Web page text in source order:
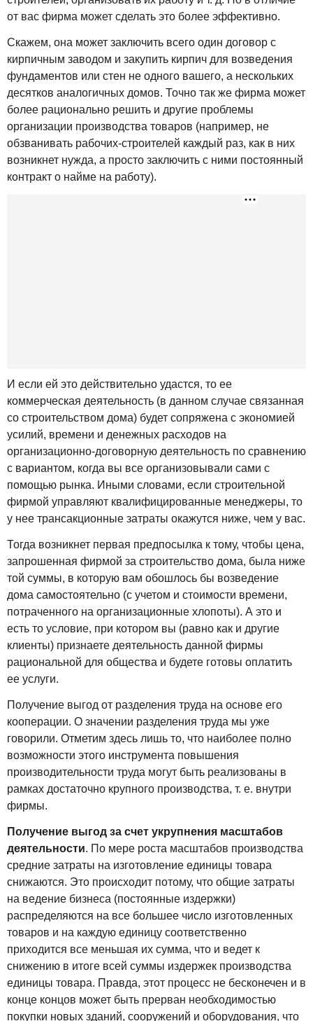
от вас фирма может сделать это более эффективно.
Скажем, она может заключить всего один договор с
кирпичным заводом и закупить кирпич для возведения
фундаментов или стен не одного вашего, а нескольких
десятков аналогичных домов. Точно так же фирма может
более рационально решить и другие проблемы
организации производства товаров (например, не
обзванивать рабочих-строителей каждый раз, как в них
возникнет нужда, а просто заключить с ними постоянный
контракт о найме на работу).
И если ей это действительно удастся, то ее
коммерческая деятельность (в данном случае связанная
со строительством дома) будет сопряжена с экономией
усилий, времени и денежных расходов на
организационно-договорную деятельность по сравнению
с вариантом, когда вы все организовывали сами с
помощью рынка. Иными словами, если строительной
фирмой управляют квалифицированные менеджеры, то
у нее трансакционные затраты окажутся ниже, чем у вас.
Тогда возникнет первая предпосылка к тому, чтобы цена,
запрошенная фирмой за строительство дома, была ниже
той суммы, в которую вам обошлось бы возведение
дома самостоятельно (с учетом и стоимости времени,
потраченного на организационные хлопоты). А это и
есть то условие, при котором вы (равно как и другие
клиенты) признаете деятельность данной фирмы
рациональной для общества и будете готовы оплатить
ее услуги.
Получение выгод от разделения труда на основе его
кооперации. О значении разделения труда мы уже
говорили. Отметим здесь лишь то, что наиболее полно
возможности этого инструмента повышения
производительности труда могут быть реализованы в
рамках достаточно крупного производства, т. е. внутри
фирмы.
Получение выгод за счет укрупнения масштабов
деятельности. По мере роста масштабов производства
средние затраты на изготовление единицы товара
снижаются. Это происходит потому, что общие затраты
на ведение бизнеса (постоянные издержки)
распределяются на все большее число изготовленных
товаров и на каждую единицу соответственно
приходится все меньшая их сумма, что и ведет к
снижению в итоге всей суммы издержек производства
единицы товара. Правда, этот процесс не бесконечен и в
конце концов может быть прерван необходимостью
покупки новых зданий, сооружений и оборудования, что